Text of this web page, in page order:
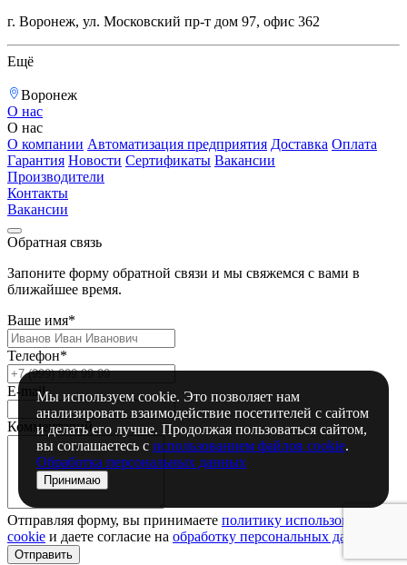
г. Воронеж, ул. Московский пр-т дом 97, офис 362
Ещё
Воронеж
О нас
О нас
О компании Автоматизация предприятия Доставка Оплата
Гарантия Новости Сертификаты Вакансии
Производители
Контакты
Вакансии
Обратная связь
Запоните форму обратной связи и мы свяжемся с вами в
ближайшее время.
Ваше имя*
Телефон*
E-mail
Комментарий
Отправляя форму, вы принимаете политику использования
сookie и даете согласие на обработку персональных данный
Отправить
Мы используем cookie. Это позволяет нам
анализировать взаимодействие посетителей с сайтом
и делать его лучше. Продолжая пользоваться сайтом,
вы соглашаетесь с использованием файлов cookie.
Обработка персональных данных
Принимаю